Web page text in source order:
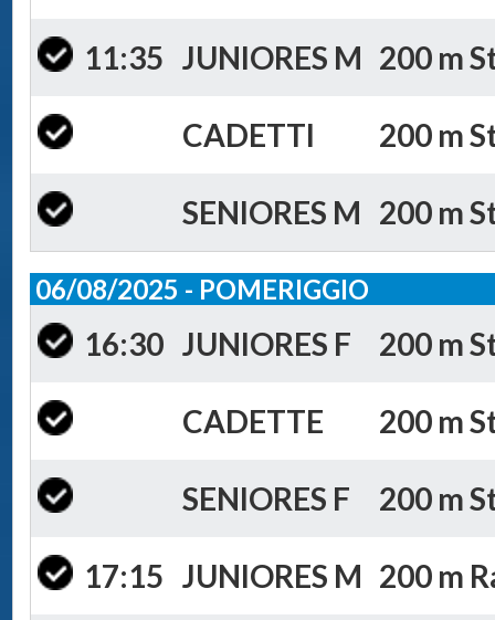
11:35 JUNIORES M 200 m
CADETTI 200 m
SENIORES M 200 m
06/08/2025 - POMERIGGIO
16:30 JUNIORES F 200 m
CADETTE 200 m
SENIORES F 200 m
17:15 JUNIORES M 200 m